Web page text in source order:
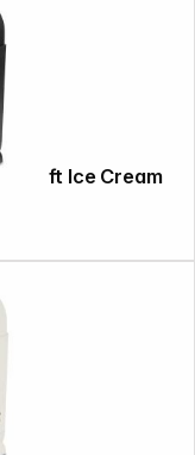
2in1 Slush- & Soft Ice Cream